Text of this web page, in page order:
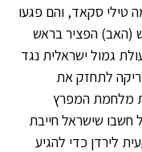
טילי סקאד, והם פגעו
(האב) הפציר בראש
גמול ישראלית נגד
לתחזק את
מלחמת המפרץ
חשבו שישראל חייבת
לירדן כדי להגיע